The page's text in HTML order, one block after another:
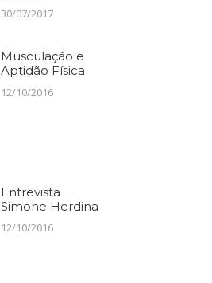
30/07/2017
Musculação e
Aptidão Física
12/10/2016
Entrevista
Simone Herdina
12/10/2016